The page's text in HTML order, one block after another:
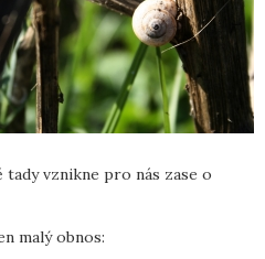
vznikne pro nás zase o
malý obnos: